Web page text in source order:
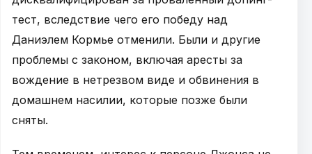
тест, вследствие чего его победу над
Даниэлем Кормье отменили. Были и другие
проблемы с законом, включая аресты за
вождение в нетрезвом виде и обвинения в
домашнем насилии, которые позже были
сняты.